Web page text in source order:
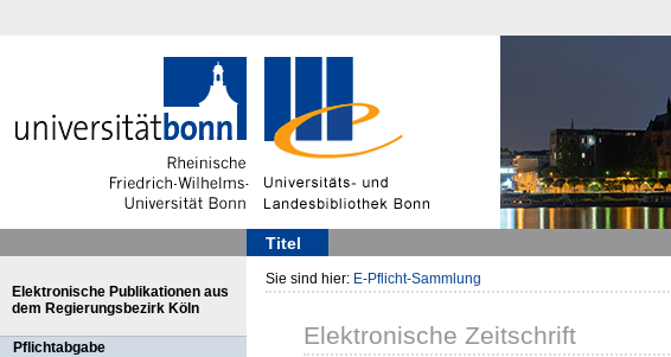
Titel
Elektronische Publikationen aus
dem Regierungsbezirk Köln
Pflichtabgabe
Sie sind hier: E-Pflicht-Sammlung
Elektronische Zeitschrift